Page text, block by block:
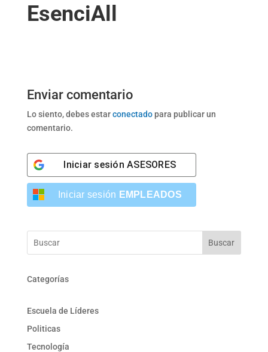
EsenciAll
Enviar comentario
Lo siento, debes estarconectadopara publicar un
comentario.
Iniciar sesiónASESORES
Iniciar sesión EMPLEADOS
Buscar
Categorías
Escuela de Líderes
Politicas
Tecnología